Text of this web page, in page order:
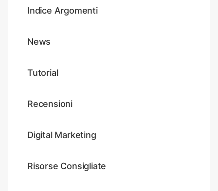
Indice Argomenti
News
Tutorial
Recensioni
Digital Marketing
Risorse Consigliate